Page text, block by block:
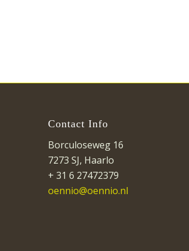
Contact Info
Borculoseweg 16
7273 SJ, Haarlo
+ 31 6 27472379
oennio@oennio.nl